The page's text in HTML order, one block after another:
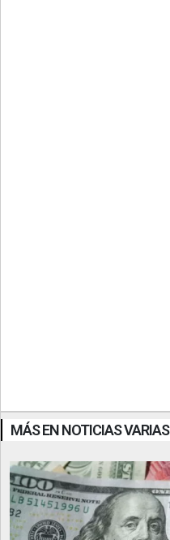
MÁS EN NOTICIAS VARIAS